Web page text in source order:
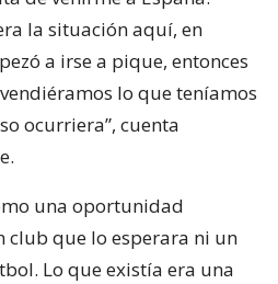
la situación aquí, en
a irse a pique, entonces
lo que teníamos
ocurriera”, cuenta
una oportunidad
club que lo esperara ni un
Lo que existía era una